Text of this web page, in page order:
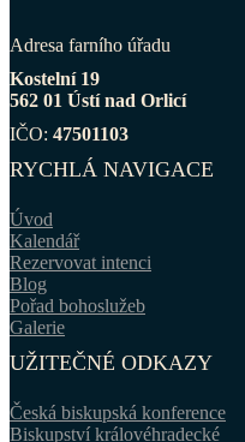
Adresa farního úřadu
Kostelní 19
562 01 Ústí nad Orlicí
IČO: 47501103
RYCHLÁ NAVIGACE
Úvod
Kalendář
Rezervovat intenci
Blog
Pořad bohoslužeb
Galerie
UŽITEČNÉ ODKAZY
Česká biskupská konference
Biskupství královéhradecké